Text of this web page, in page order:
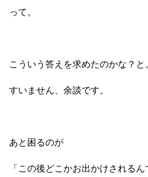
って。
こういう答えを求めたのかな？と
すいません、余談です。
あと困るのが
「この後どこかお出かけされる